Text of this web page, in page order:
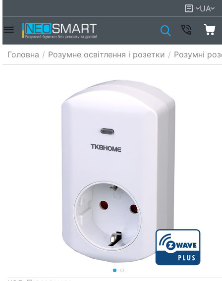
UA
Головна / Розумне освітлення і розетки / Розумні